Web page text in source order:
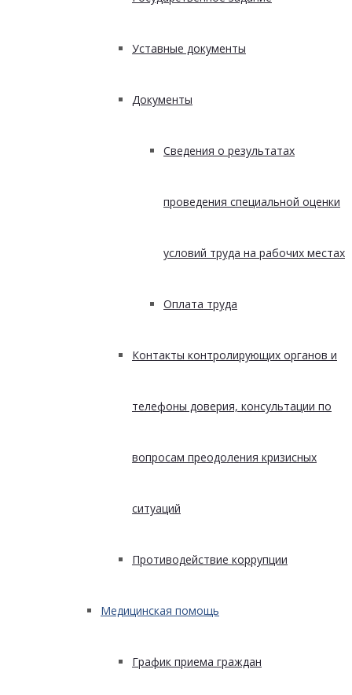
Уставные документы
Документы
Сведения о результатах
проведения специальной оценки
условий труда на рабочих местах
Оплата труда
Контакты контролирующих органов и
телефоны доверия, консультации по
вопросам преодоления кризисных
ситуаций
Противодействие коррупции
Медицинская помощь
График приема граждан